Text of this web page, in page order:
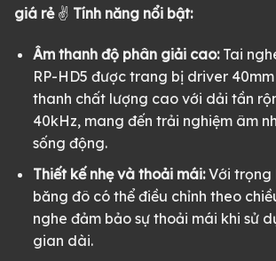
giá rẻ✌ Tính năng nổi bật:
Âm thanh độ phân giải cao:Tai
RP-HD5 được trang bị driver
thanh chất lượng cao với dải tần
40kHz, mang đến trải nghiệm âm
sống động.
Thiết kế nhẹ và thoải mái:Với trọng
băng đô có thể điều chỉnh theo
nghe đảm bảo sự thoải mái khi sử
gian dài.